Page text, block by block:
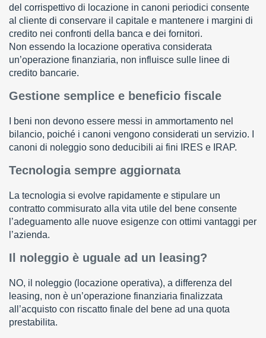
del corrispettivo di locazione in canoni periodici consente
al cliente di conservare il capitale e mantenere i margini di
credito nei confronti della banca e dei fornitori.
Non essendo la locazione operativa considerata
un’operazione finanziaria, non influisce sulle linee di
credito bancarie.
Gestione semplice e beneficio fiscale
I beni non devono essere messi in ammortamento nel
bilancio, poiché i canoni vengono considerati un servizio. I
canoni di noleggio sono deducibili ai fini IRES e IRAP.
Tecnologia sempre aggiornata
La tecnologia si evolve rapidamente e stipulare un
contratto commisurato alla vita utile del bene consente
l’adeguamento alle nuove esigenze con ottimi vantaggi per
l’azienda.
Il noleggio è uguale ad un leasing?
NO, il noleggio (locazione operativa), a differenza del
leasing, non è un’operazione finanziaria finalizzata
all’acquisto con riscatto finale del bene ad una quota
prestabilita.